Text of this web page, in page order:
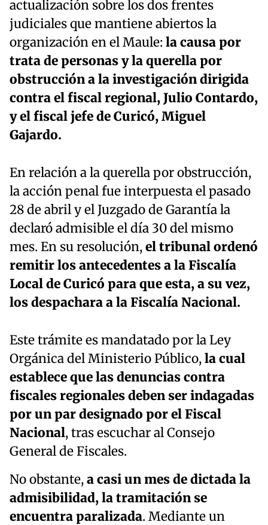
actualización sobre los dos frentes
judiciales que mantiene abiertos la
organización en el Maule: la causa por
trata de personas y la querella por
obstrucción a la investigación dirigida
contra el fiscal regional, Julio Contardo,
y el fiscal jefe de Curicó, Miguel
Gajardo.
En relación a la querella por obstrucción,
la acción penal fue interpuesta el pasado
28 de abril y el Juzgado de Garantía la
declaró admisible el día 30 del mismo
mes. En su resolución,el tribunal ordenó
remitir los antecedentes a la Fiscalía
Local de Curicó para que esta, a su vez,
los despachara a la Fiscalía Nacional.
Este trámite es mandatado por la Ley
Orgánica del Ministerio Público,la cual
establece que las denuncias contra
fiscales regionales deben ser indagadas
por un par designado por el Fiscal
Nacional, tras escuchar al Consejo
General de Fiscales.
No obstante,a casi un mes de dictada la
admisibilidad, la tramitación se
encuentra paralizada. Mediante un